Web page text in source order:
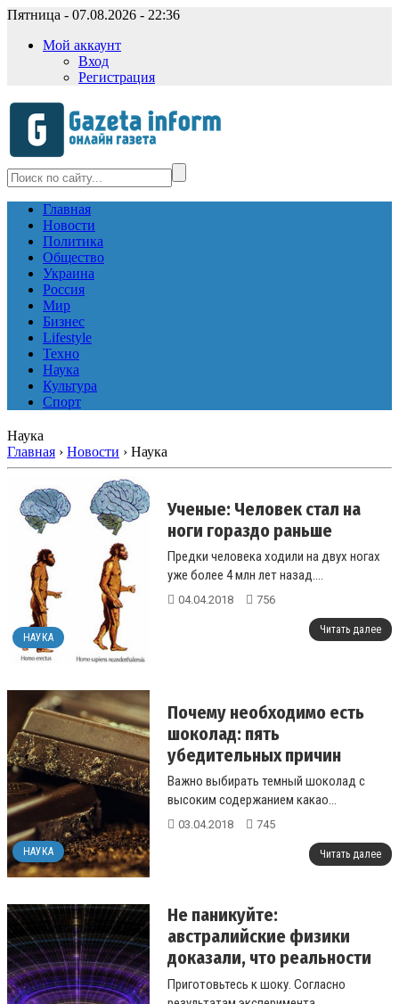
Пятница - 07.08.2026 - 22:36
Мой аккаунт
Вход
Регистрация
Главная
Новости
Политика
Общество
Украина
Россия
Мир
Бизнес
Lifestyle
Техно
Наука
Культура
Спорт
Наука
Главная › Новости › Наука
НАУКА
Ученые: Человек стал на
ноги гораздо раньше
Предки человека ходили на двух ногах
уже более 4 млн лет назад....
04.04.2018 756
Читать далее
НАУКА
Почему необходимо есть
шоколад: пять
убедительных причин
Важно выбирать темный шоколад с
высоким содержанием какао...
03.04.2018 745
Читать далее
Не паникуйте:
австралийские физики
доказали, что реальности
не существует
Приготовьтесь к шоку. Согласно